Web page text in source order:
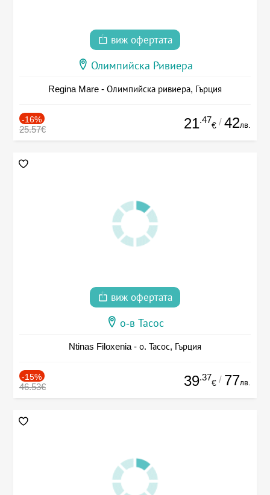
виж офертата
Олимпийска Ривиера
Regina Mare - Олимпийска ривиера, Гърция
-16%
25.57€ 21.47
€ / 42лв.
виж офертата
о-в Тасос
Ntinas Filoxenia - о. Тасос, Гърция
-15%
46.53€ 39.37
€ / 77лв.